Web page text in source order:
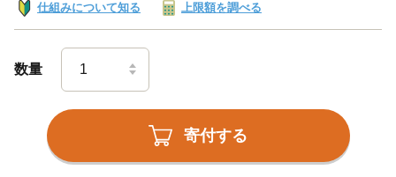
仕組みについて知る 上限額を調べる
数量
寄付する